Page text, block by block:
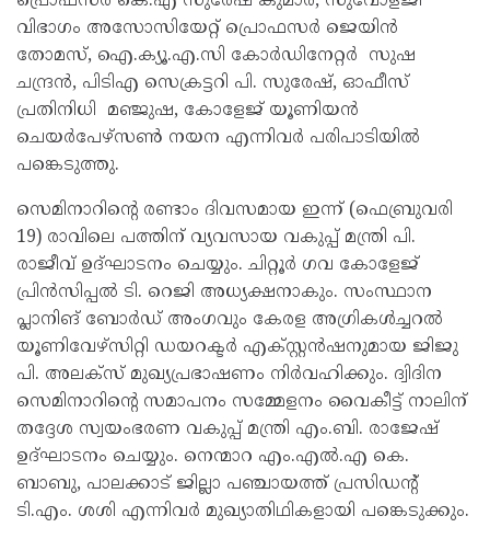
വിഭാഗം അസോസിയേറ്റ് പ്രൊഫസർ ജെയിൻ
തോമസ്, ഐ.ക്യൂ.എ.സി കോർഡിനേറ്റർ സുഷ
ചന്ദ്രൻ, പിടിഎ സെക്രട്ടറി പി. സുരേഷ്, ഓഫീസ്
പ്രതിനിധി മഞ്ജുഷ, കോളേജ് യൂണിയൻ
ചെയർപേഴ്സൺ നയന എന്നിവർ പരിപാടിയിൽ
പങ്കെടുത്തു.
സെമിനാറിന്റെ രണ്ടാം ദിവസമായ ഇന്ന് (ഫെബ്രുവരി
19) രാവിലെ പത്തിന് വ്യവസായ വകുപ്പ് മന്ത്രി പി.
രാജീവ് ഉദ്ഘാടനം ചെയ്യും. ചിറ്റൂർ ഗവ കോളേജ്
പ്രിൻസിപ്പൽ ടി. റെജി അധ്യക്ഷനാകും. സംസ്ഥാന
പ്ലാനിങ് ബോർഡ് അംഗവും കേരള അഗ്രികൾച്ചറൽ
യൂണിവേഴ്സിറ്റി ഡയറക്ടർ എക്സ്റ്റൻഷനുമായ ജിജു
പി. അലക്സ് മുഖ്യപ്രഭാഷണം നിർവഹിക്കും. ദ്വിദിന
സെമിനാറിന്റെ സമാപനം സമ്മേളനം വൈകീട്ട് നാലിന്
തദ്ദേശ സ്വയംഭരണ വകുപ്പ് മന്ത്രി എം.ബി. രാജേഷ്
ഉദ്ഘാടനം ചെയ്യും. നെന്മാറ എം.എൽ.എ കെ.
ബാബു, പാലക്കാട് ജില്ലാ പഞ്ചായത്ത് പ്രസിഡന്റ്
ടി.എം. ശശി എന്നിവർ മുഖ്യാതിഥികളായി പങ്കെടുക്കും.